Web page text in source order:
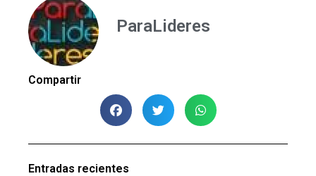
ParaLideres
Compartir
Entradas recientes